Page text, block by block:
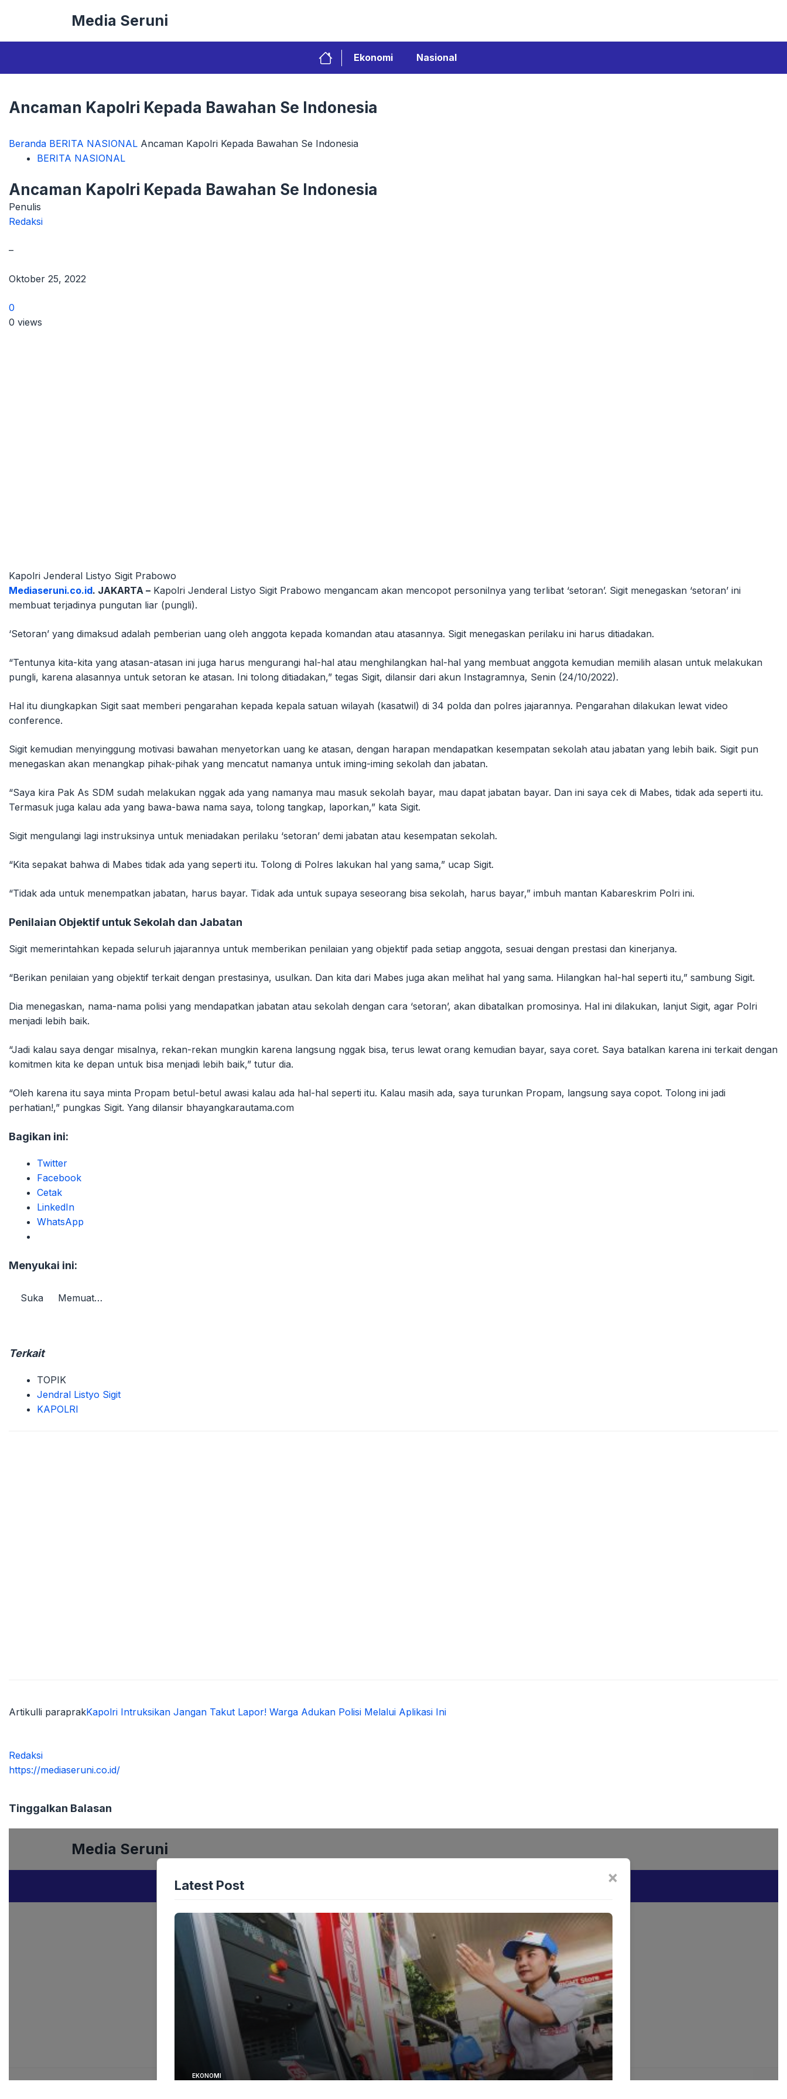
Media Seruni
Ekonomi Nasional
Ancaman Kapolri Kepada Bawahan Se Indonesia
Beranda BERITA NASIONAL Ancaman Kapolri Kepada Bawahan Se Indonesia
BERITA NASIONAL
Ancaman Kapolri Kepada Bawahan Se Indonesia
Penulis
Redaksi
–
Oktober 25, 2022
0
0 views
Kapolri Jenderal Listyo Sigit Prabowo
Mediaseruni.co.id. JAKARTA – Kapolri Jenderal Listyo Sigit Prabowo mengancam akan mencopot personilnya yang terlibat ‘setoran’. Sigit menegaskan ‘setoran’ ini
membuat terjadinya pungutan liar (pungli).
‘Setoran’ yang dimaksud adalah pemberian uang oleh anggota kepada komandan atau atasannya. Sigit menegaskan perilaku ini harus ditiadakan.
“Tentunya kita-kita yang atasan-atasan ini juga harus mengurangi hal-hal atau menghilangkan hal-hal yang membuat anggota kemudian memilih alasan untuk melakukan
pungli, karena alasannya untuk setoran ke atasan. Ini tolong ditiadakan,” tegas Sigit, dilansir dari akun Instagramnya, Senin (24/10/2022).
Hal itu diungkapkan Sigit saat memberi pengarahan kepada kepala satuan wilayah (kasatwil) di 34 polda dan polres jajarannya. Pengarahan dilakukan lewat video
conference.
Sigit kemudian menyinggung motivasi bawahan menyetorkan uang ke atasan, dengan harapan mendapatkan kesempatan sekolah atau jabatan yang lebih baik. Sigit pun
menegaskan akan menangkap pihak-pihak yang mencatut namanya untuk iming-iming sekolah dan jabatan.
“Saya kira Pak As SDM sudah melakukan nggak ada yang namanya mau masuk sekolah bayar, mau dapat jabatan bayar. Dan ini saya cek di Mabes, tidak ada seperti itu.
Termasuk juga kalau ada yang bawa-bawa nama saya, tolong tangkap, laporkan,” kata Sigit.
Sigit mengulangi lagi instruksinya untuk meniadakan perilaku ‘setoran’ demi jabatan atau kesempatan sekolah.
“Kita sepakat bahwa di Mabes tidak ada yang seperti itu. Tolong di Polres lakukan hal yang sama,” ucap Sigit.
“Tidak ada untuk menempatkan jabatan, harus bayar. Tidak ada untuk supaya seseorang bisa sekolah, harus bayar,” imbuh mantan Kabareskrim Polri ini.
Penilaian Objektif untuk Sekolah dan Jabatan
Sigit memerintahkan kepada seluruh jajarannya untuk memberikan penilaian yang objektif pada setiap anggota, sesuai dengan prestasi dan kinerjanya.
“Berikan penilaian yang objektif terkait dengan prestasinya, usulkan. Dan kita dari Mabes juga akan melihat hal yang sama. Hilangkan hal-hal seperti itu,” sambung Sigit.
Dia menegaskan, nama-nama polisi yang mendapatkan jabatan atau sekolah dengan cara ‘setoran’, akan dibatalkan promosinya. Hal ini dilakukan, lanjut Sigit, agar Polri
menjadi lebih baik.
“Jadi kalau saya dengar misalnya, rekan-rekan mungkin karena langsung nggak bisa, terus lewat orang kemudian bayar, saya coret. Saya batalkan karena ini terkait dengan
komitmen kita ke depan untuk bisa menjadi lebih baik,” tutur dia.
“Oleh karena itu saya minta Propam betul-betul awasi kalau ada hal-hal seperti itu. Kalau masih ada, saya turunkan Propam, langsung saya copot. Tolong ini jadi
perhatian!,” pungkas Sigit. Yang dilansir bhayangkarautama.com
Bagikan ini:
Twitter
Facebook
Cetak
LinkedIn
WhatsApp
Menyukai ini:
Suka Memuat…
Terkait
TOPIK
Jendral Listyo Sigit
KAPOLRI
Artikulli paraprakKapolri Intruksikan Jangan Takut Lapor! Warga Adukan Polisi Melalui Aplikasi Ini
Redaksi
https://mediaseruni.co.id/
Tinggalkan Balasan